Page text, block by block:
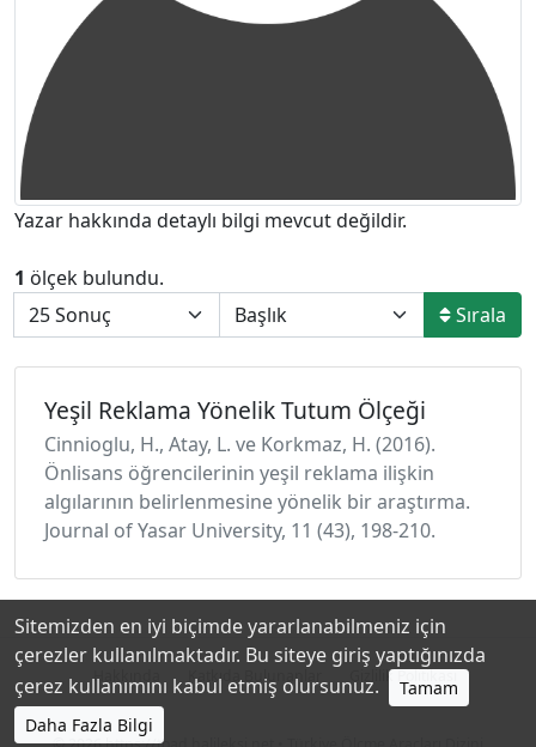
Yazar hakkında detaylı bilgi mevcut değildir.
1 ölçek bulundu.
Sırala
Yeşil Reklama Yönelik Tutum Ölçeği
Cinnioglu, H., Atay, L. ve Korkmaz, H. (2016).
Önlisans öğrencilerinin yeşil reklama ilişkin
algılarının belirlenmesine yönelik bir araştırma.
Journal of Yasar University, 11 (43), 198-210.
Hakkında Katkıda Bulunanlar Gizlilik Politikası
Sitemizden en iyi biçimde yararlanabilmeniz için
çerezler kullanılmaktadır. Bu siteye giriş yaptığınızda
çerez kullanımını kabul etmiş olursunuz.
Tamam
Daha Fazla Bilgi